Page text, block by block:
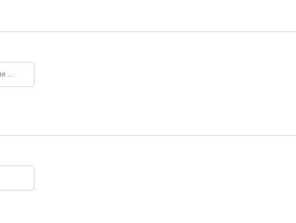
Интеграция контента с телеграмм и вайбер